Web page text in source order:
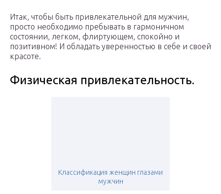
Итак, чтобы быть привлекательной для мужчин,
просто необходимо пребывать в гармоничном
состоянии, легком, флиртующем, спокойно и
позитивном! И обладать уверенностью в себе и своей
красоте.
Физическая привлекательность.
Классификация женщин глазами
мужчин